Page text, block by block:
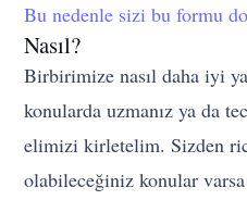
Bu nedenle sizi bu formu
Nasıl?
Birbirimize nasıl daha iyi
konularda uzmanız ya da
elimizi kirletelim. Sizden
olabileceğiniz konular